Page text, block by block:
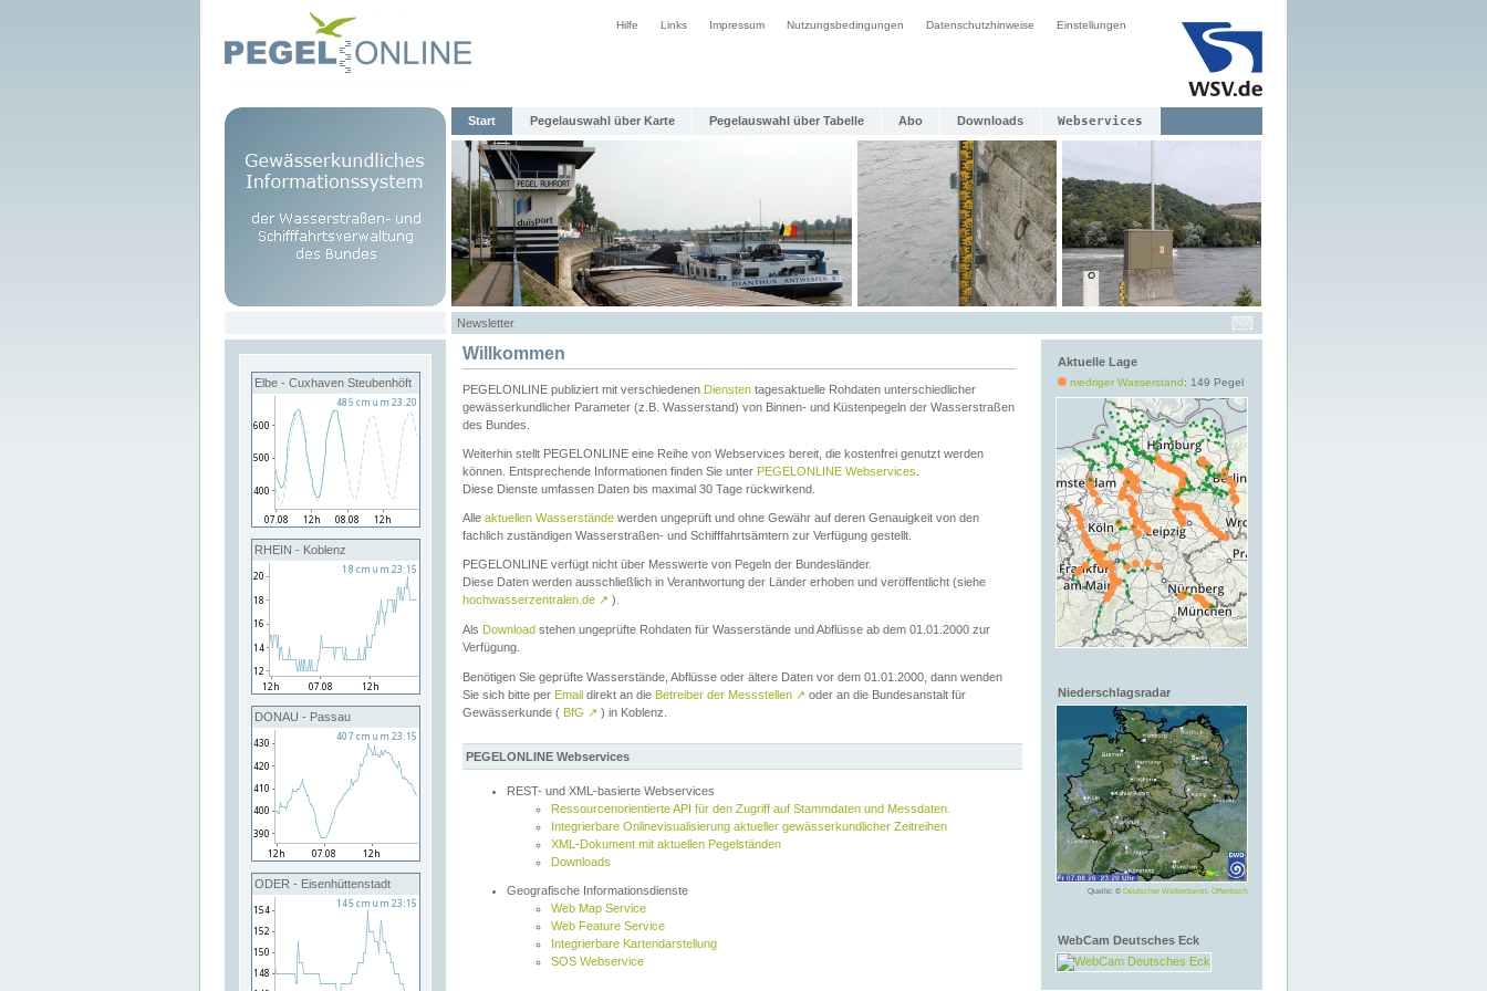
Hilfe Links Impressum Nutzungsbedingungen Datenschutzhinweise Einstellungen
Start Pegelauswahl über Karte Pegelauswahl über Tabelle Abo Downloads Webservices
Newsletter
Elbe - Cuxhaven Steubenhöft
RHEIN - Koblenz
DONAU - Passau
ODER - Eisenhüttenstadt
Aktuelle Lage
niedriger Wasserstand: 149 Pegel
Niederschlagsradar
Quelle: © Deutscher Wetterdienst, Offenbach
WebCam Deutsches Eck
Willkommen
PEGELONLINE publiziert mit verschiedenen Diensten tagesaktuelle Rohdaten unterschiedlicher
gewässerkundlicher Parameter (z.B. Wasserstand) von Binnen- und Küstenpegeln der Wasserstraßen
des Bundes.
Weiterhin stellt PEGELONLINE eine Reihe von Webservices bereit, die kostenfrei genutzt werden
können. Entsprechende Informationen finden Sie unter PEGELONLINE Webservices
Diese Dienste umfassen Daten bis maximal 30 Tage rückwirkend.
Alle aktuellen Wasserstände werden ungeprüft und ohne Gewähr auf deren Genauigkeit von den
fachlich zuständigen Wasserstraßen- und Schifffahrtsämtern zur Verfügung gestellt.
PEGELONLINE verfügt nicht über Messwerte von Pegeln der Bundesländer.
Diese Daten werden ausschließlich in Verantwortung der Länder erhoben und veröffentlicht (siehe
hochwasserzentralen.de ↗ ).
Als Download stehen ungeprüfte Rohdaten für Wasserstände und Abflüsse ab dem 01.01.2000 zur
Verfügung.
Benötigen Sie geprüfte Wasserstände, Abflüsse oder ältere Daten vor dem 01.01.2000, dann wenden
Sie sich bitte per Email direkt an die Betreiber der Messstellen ↗ oder an die Bundesanstalt für
Gewässerkunde ( BfG ↗ ) in Koblenz.
PEGELONLINE Webservices
REST- und XML-basierte Webservices
Ressourcenorientierte API für den Zugriff auf Stammdaten und Messdaten.
Integrierbare Onlinevisualisierung aktueller gewässerkundlicher Zeitreihen
XML-Dokument mit aktuellen Pegelständen
Downloads
Geografische Informationsdienste
Web Map Service
Web Feature Service
Integrierbare Kartendarstellung
SOS Webservice